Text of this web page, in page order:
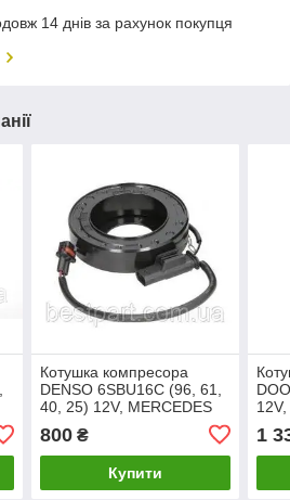
14 днів за рахунок покупця
Котушка компресора
DENSO 6SBU16C (96, 61,
40, 25) 12V, MERCEDES
KTT030087, A 000 830 23
00)
800₴
Купити
1